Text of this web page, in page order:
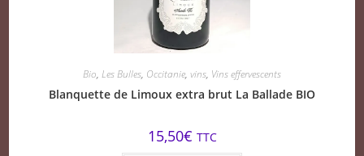
Bio, Les Bulles, Occitanie, vins, Vins effervescents
Blanquette de Limoux extra brut La Ballade BIO
15,50€ TTC